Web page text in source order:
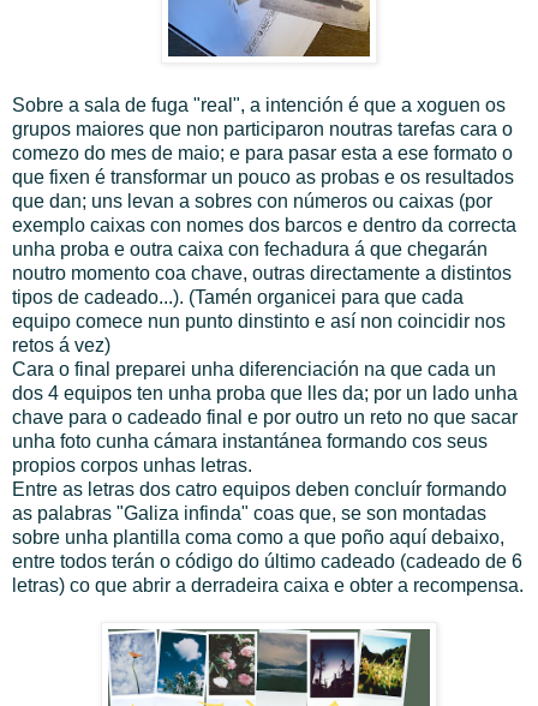
Sobre a sala de fuga "real", a intención é que a xoguen os
grupos maiores que non participaron noutras tarefas cara o
comezo do mes de maio; e para pasar esta a ese formato o
que fixen é transformar un pouco as probas e os resultados
que dan; uns levan a sobres con números ou caixas (por
exemplo caixas con nomes dos barcos e dentro da correcta
unha proba e outra caixa con fechadura á que chegarán
noutro momento coa chave, outras directamente a distintos
tipos de cadeado...). (Tamén organicei para que cada
equipo comece nun punto dinstinto e así non coincidir nos
retos á vez)
Cara o final preparei unha diferenciación na que cada un
dos 4 equipos ten unha proba que lles da; por un lado unha
chave para o cadeado final e por outro un reto no que sacar
unha foto cunha cámara instantánea formando cos seus
propios corpos unhas letras.
Entre as letras dos catro equipos deben concluír formando
as palabras "Galiza infinda" coas que, se son montadas
sobre unha plantilla coma como a que poño aquí debaixo,
entre todos terán o código do último cadeado (cadeado de 6
letras) co que abrir a derradeira caixa e obter a recompensa.